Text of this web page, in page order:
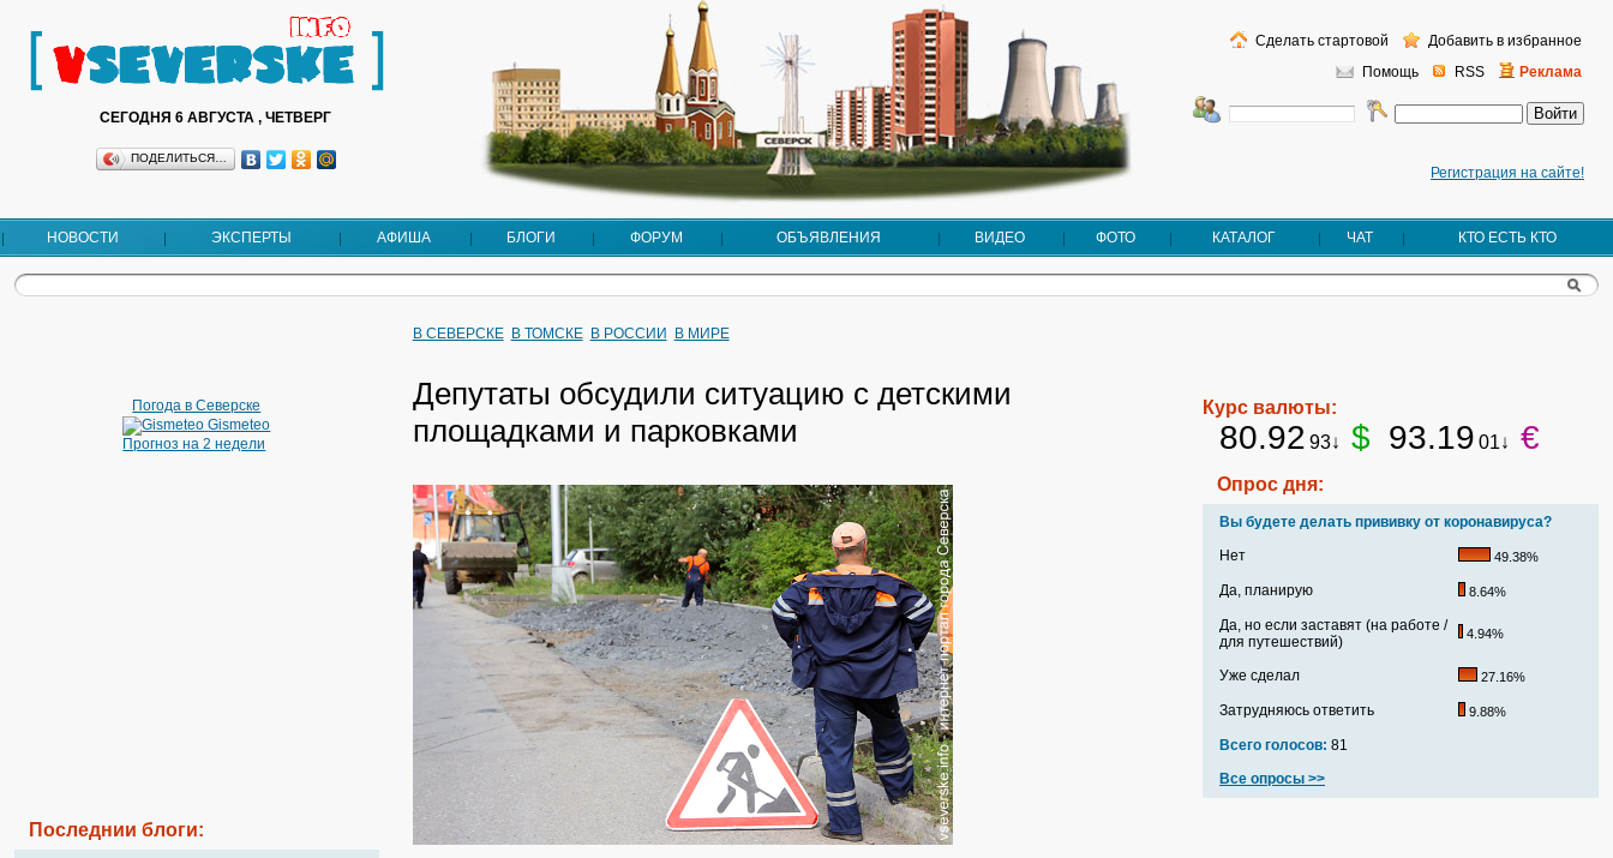
СЕГОДНЯ 6 АВГУСТА , ЧЕТВЕРГ
ПОДЕЛИТЬСЯ…
Регистрация на сайте!
Помощь RSS Реклама
Сделать стартовой Добавить в избранное
НОВОСТИ ЭКСПЕРТЫ АФИША БЛОГИ ФОРУМ ОБЪЯВЛЕНИЯ ВИДЕО ФОТО КАТАЛОГ ЧАТ КТО ЕСТЬ КТО
Погода в Северске
Gismeteo
Прогноз на 2 недели
Последнии блоги:
В СЕВЕРСКЕ В ТОМСКЕ В РОССИИ В МИРЕ
Депутаты обсудили ситуацию с детскими
площадками и парковками
Курс валюты:
80.92 93↓ $ 93.19 01↓ €
Опрос дня:
Вы будете делать прививку от коронавируса?
Нет
49.38%
Да, планирую 8.64%
Да, но если заставят (на работе /
для путешествий)
4.94%
Уже сделал 27.16%
Затрудняюсь ответить 9.88%
Всего голосов: 81
Все опросы >>